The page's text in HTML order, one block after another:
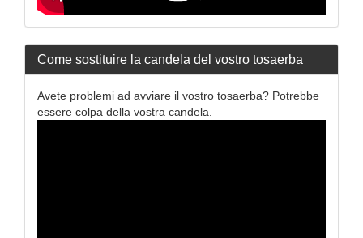
Come sostituire la candela del vostro tosaerba
Avete problemi ad avviare il vostro tosaerba? Potrebbe
essere colpa della vostra candela.